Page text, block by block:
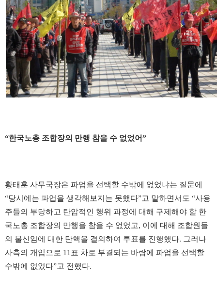
“한국노총 조합장의 만행 참을 수 없었어”
황태훈 사무국장은 파업을 선택할 수밖에 없었냐는 질문에
“당시에는 파업을 생각해보지는 못했다”고 말하면서도 “사용
주들의 부당하고 탄압적인 행위 과정에 대해 구제해야 할 한
국노총 조합장의 만행을 참을 수 없었고, 이에 대해 조합원들
의 불신임에 대한 탄핵을 결의하여 투표를 진행했다. 그러나
사측의 개입으로 11표 차로 부결되는 바람에 파업을 선택할
수밖에 없었다”고 전했다.